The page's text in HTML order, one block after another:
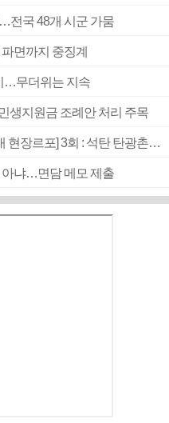
전국 48개 시군 가뭄
면까지 중징계
…무더위는 지속
생지원금 조례안 처리 주목
[2026 부산청소년극지체험탐험대 현장르포] 3회 : 석탄 탄광촌에서 북극 연구의 중심지로
아냐…면담 메모 제출